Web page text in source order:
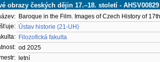
obrazy českých dějin 17.–18. století - AHSV00829
Baroque in the Film. Images of Czech History of
Ústav historie (21-UH)
Filozofická fakulta
od 2025
letní